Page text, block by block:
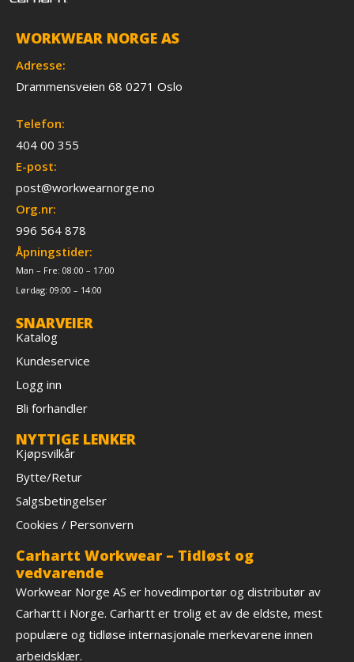
WORKWEAR NORGE AS
Adresse:
Drammensveien 68 0271 Oslo
Telefon:
404 00 355
E-post:
post@workwearnorge.no
Org.nr:
996 564 878
Åpningstider:
Man – Fre: 08:00 – 17:00
Lørdag: 09:00 – 14:00
SNARVEIER
Katalog
Kundeservice
Logg inn
Bli forhandler
NYTTIGE LENKER
Kjøpsvilkår
Bytte/Retur
Salgsbetingelser
Cookies / Personvern
Carhartt Workwear – Tidløst og
vedvarende
Workwear Norge AS er hovedimportør og distributør av
Carhartt i Norge. Carhartt er trolig et av de eldste, mest
populære og tidløse internasjonale merkevarene innen
arbeidsklær.